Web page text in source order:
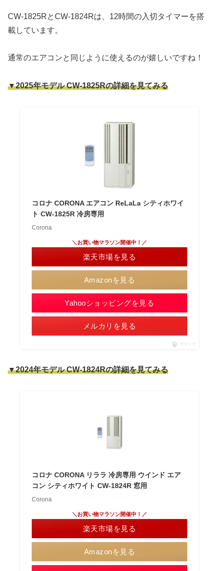
CW-1825RとCW-1824Rは、12時間の入切タイマーを搭
載しています。
通常のエアコンと同じように使えるのが嬉しいですね！
▼2025年モデル CW-1825Rの詳細を見てみる
コロナ CORONA エアコン ReLaLa シティホワイ
ト CW-1825R 冷房専用
Corona
Amazonを見る
＼お買い物マラソン開催中！／
楽天市場を見る
Yahooショッピングを見る
メルカリを見る
ポチップ
▼2024年モデル CW-1824Rの詳細を見てみる
コロナ CORONA リララ 冷房専用 ウインド エア
コン シティホワイト CW-1824R 窓用
Corona
Amazonを見る
＼お買い物マラソン開催中！／
楽天市場を見る